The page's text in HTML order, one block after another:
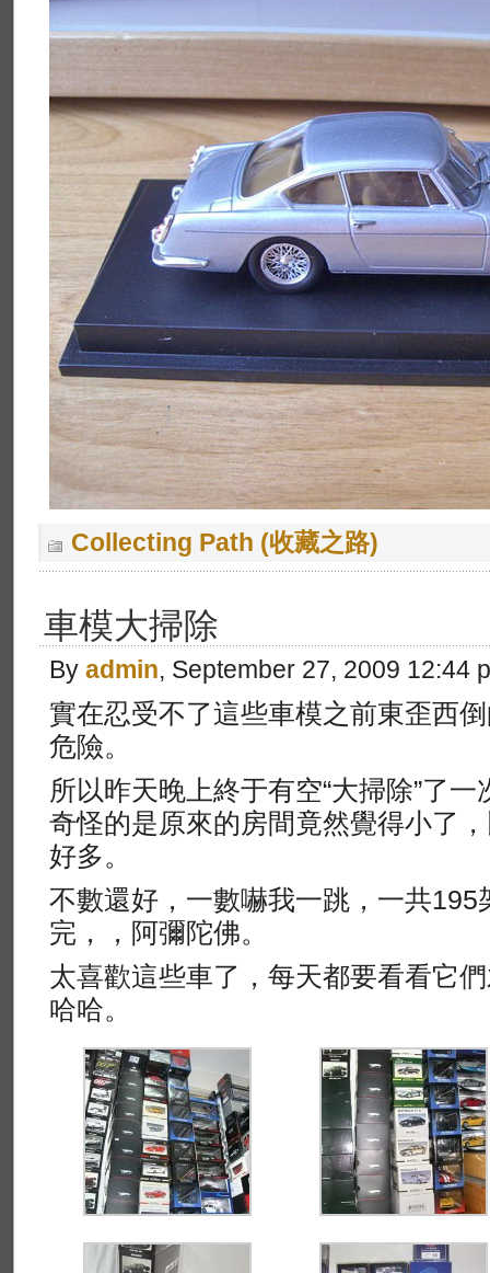
Collecting Path (收藏之路)
車模大掃除
By admin, September 27, 2009 12:44
實在忍受不了這些車模之前東歪西
危險。
所以昨天晚上終于有空“大掃除”了
奇怪的是原來的房間竟然覺得小了
好多。
不數還好，一數嚇我一跳，一共195
完，，阿彌陀佛。
太喜歡這些車了，每天都要看看它
哈哈。